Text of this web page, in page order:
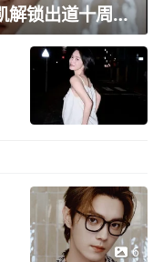
从复古休闲到先锋正装，许凯解锁出道十周年大片
6